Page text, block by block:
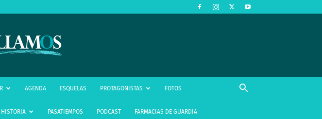
AGENDA ESQUELAS PROTAGONISTAS FOTOS
HISTORIA PASATIEMPOS PODCAST FARMACIAS DE GUARDIA